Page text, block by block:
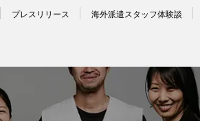
プレスリリース 海外派遣スタッフ体験談